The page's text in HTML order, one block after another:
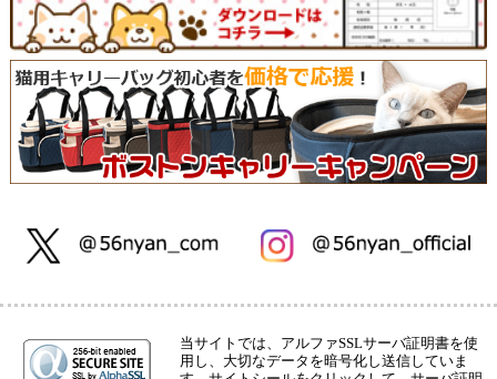
当サイトでは、アルファSSLサーバ証明書を使
用し、大切なデータを暗号化し送信していま